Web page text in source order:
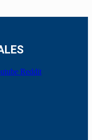
Reddit